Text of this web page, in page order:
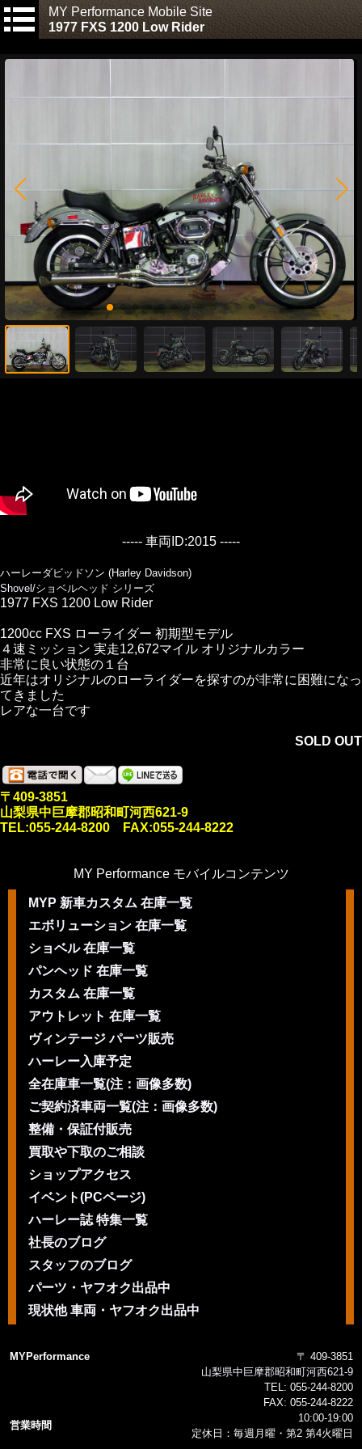
MY Performance Mobile Site
1977 FXS 1200 Low Rider
----- 車両ID:2015 -----
ハーレーダビッドソン (Harley Davidson)
Shovel/ショベルヘッド シリーズ
1977 FXS 1200 Low Rider
1200cc FXS ローライダー 初期型モデル
４速ミッション 実走12,672マイル オリジナルカラー
非常に良い状態の１台
近年はオリジナルのローライダーを探すのが非常に困難になっ
てきました
レアな一台です
SOLD OUT
〒409-3851
山梨県中巨摩郡昭和町河西621-9
TEL:055-244-8200 FAX:055-244-8222
MY Performance モバイルコンテンツ
MYP 新車カスタム 在庫一覧
エボリューション 在庫一覧
ショベル 在庫一覧
パンヘッド 在庫一覧
カスタム 在庫一覧
アウトレット 在庫一覧
ヴィンテージ パーツ販売
ハーレー入庫予定
全在庫車一覧(注：画像多数)
ご契約済車両一覧(注：画像多数)
整備・保証付販売
買取や下取のご相談
ショップアクセス
イベント(PCページ)
ハーレー誌 特集一覧
社長のブログ
スタッフのブログ
パーツ・ヤフオク出品中
現状他 車両・ヤフオク出品中
MYPerformance
〒 409-3851
山梨県中巨摩郡昭和町河西621-9
TEL: 055-244-8200
FAX: 055-244-8222
営業時間
10:00-19:00
定休日：毎週月曜・第2 第4火曜日